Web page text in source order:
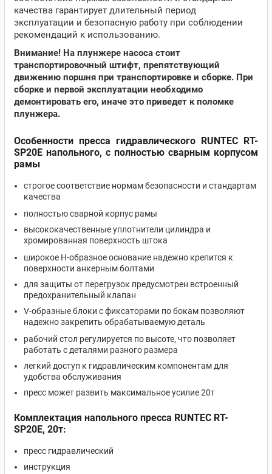
качества гарантирует длительный период
эксплуатации и безопасную работу при соблюдении
рекомендаций к использованию.
Внимание! На плунжере насоса стоит
транспортировочный штифт, препятствующий
движению поршня при транспортировке и сборке. При
сборке и первой эксплуатации необходимо
демонтировать его, иначе это приведет к поломке
плунжера.
Особенности пресса гидравлического RUNTEC RT-
SP20E напольного, с полностью сварным корпусом
рамы
строгое соответствие нормам безопасности и стандартам
качества
полностью сварной корпус рамы
высококачественные уплотнители цилиндра и
хромированная поверхность штока
широкое Н-образное основание надежно крепится к
поверхности анкерным болтами
для защиты от перегрузок предусмотрен встроенный
предохранительный клапан
V-образные блоки с фиксаторами по бокам позволяют
надежно закрепить обрабатываемую деталь
рабочий стол регулируется по высоте, что позволяет
работать с деталями разного размера
легкий доступ к гидравлическим компонентам для
удобства обслуживания
пресс может развить максимальное усилие 20т
Комплектация напольного пресса RUNTEC RT-
SP20E, 20т:
пресс гидравлический
инструкция